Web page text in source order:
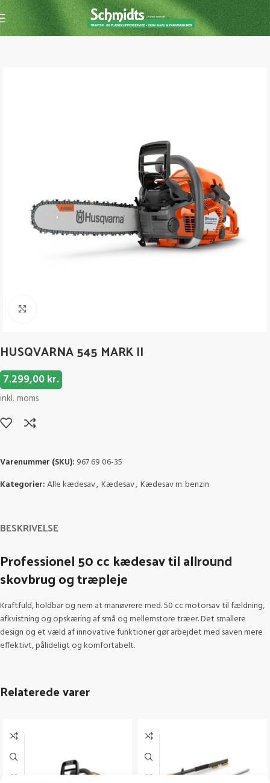
Forside Kædesav Kædesav m. benzin
HUSQVARNA 545 MARK II
7.299,00kr.
inkl. moms
Varenummer (SKU): 967 69 06-35
Kategorier:Alle kædesav, Kædesav, Kædesav m. benzin
BESKRIVELSE
Professionel 50 cc kædesav til allround
skovbrug og træpleje
Kraftfuld, holdbar og nem at manøvrere med. 50 cc motorsav til fældning,
afkvistning og opskæring af små og mellemstore træer. Det smallere
design og et væld af innovative funktioner gør arbejdet med saven mere
effektivt, pålideligt og komfortabelt.
Relaterede varer